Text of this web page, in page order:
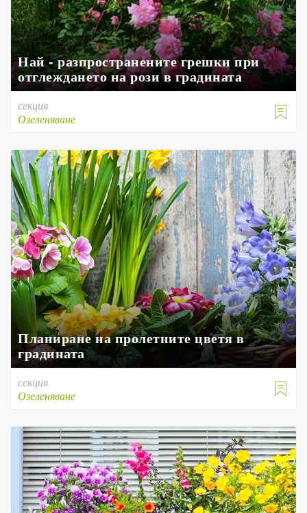
Най - разпространените грешки при
отглеждането на рози в градината

секция
Озеленяване
Планиране на пролетните цветя в
градината

секция
Озеленяване